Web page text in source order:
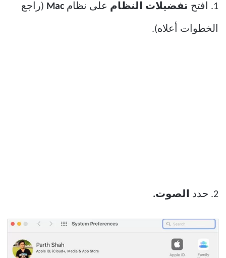
1. افتح تفضيلات النظام على نظام Mac (راجع
الخطوات أعلاه).
2. حدد الصوت.